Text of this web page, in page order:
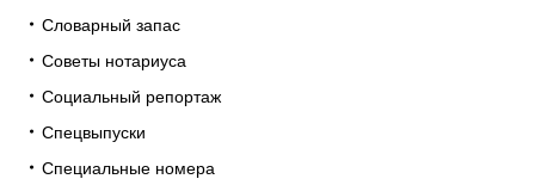
Словарный запас
Советы нотариуса
Социальный репортаж
Спецвыпуски
Специальные номера